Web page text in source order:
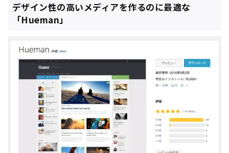
デザイン性の高いメディアを作るのに最適な
「Hueman」